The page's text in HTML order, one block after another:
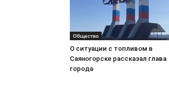
Общество
О ситуации с топливом в
Саяногорске рассказал глава
города